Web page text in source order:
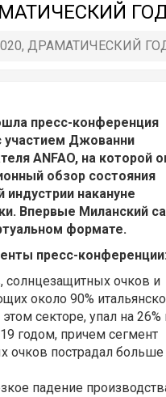
ДРАМАТИЧЕСКИЙ
пресс-конференция
участием Джованни
ANFAO, на которой
обзор состояния
накануне
Впервые Миланский
формате.
пресс-
солнцезащитных очков и
около 90%
секторе, упал на 26%
годом, причем сегмент
очков пострадал больше
падение